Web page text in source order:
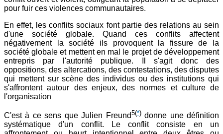
pour fuir ces violences communautaires.
En effet, les conflits sociaux font partie des relations au sein
d'une société globale. Quand ces conflits affectent
négativement la société ils provoquent la fissure de la
société globale et mettent en mal le projet de développement
entrepris par l'autorité publique. Il s'agit donc des
oppositions, des altercations, des contestations, des disputes
qui mettent sur scène des individus ou des institutions qui
s'affrontent autour des enjeux, des normes et culture de
l'organisation
C'est à ce sens que Julien Freund5(*)donne une définition
systématique d'un conflit. Le conflit consiste en un